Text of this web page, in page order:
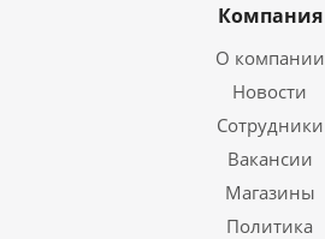
Компания
О компании
Новости
Сотрудники
Вакансии
Магазины
Политика